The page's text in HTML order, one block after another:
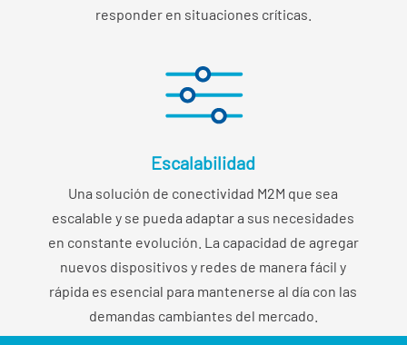
responder en situaciones críticas.
Escalabilidad
Una solución de conectividad M2M que sea
escalable y se pueda adaptar a sus necesidades
en constante evolución. La capacidad de agregar
nuevos dispositivos y redes de manera fácil y
rápida es esencial para mantenerse al día con las
demandas cambiantes del mercado.